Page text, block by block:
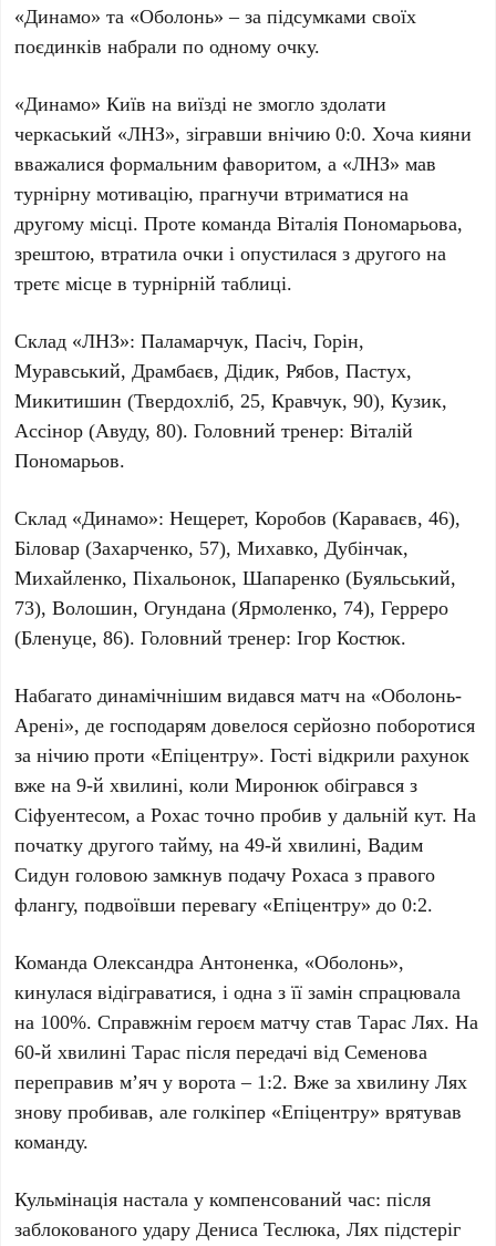
«Динамо» та «Оболонь» – за підсумками своїх
поєдинків набрали по одному очку.
«Динамо» Київ на виїзді не змогло здолати
черкаський «ЛНЗ», зігравши внічию0:0. Хоча кияни
вважалися формальним фаворитом, а «ЛНЗ» мав
турнірну мотивацію, прагнучи втриматися на
другому місці. Проте командаВіталія Пономарьова,
зрештою, втратила очки і опустилася здругого на
третє місце в турнірній таблиці.
Склад «ЛНЗ»: Паламарчук, Пасіч, Горін,
Муравський, Драмбаєв, Дідик, Рябов, Пастух,
Микитишин (Твердохліб, 25, Кравчук, 90), Кузик,
Ассінор (Авуду, 80). Головний тренер:Віталій
Пономарьов.
Склад «Динамо»: Нещерет, Коробов (Караваєв, 46),
Біловар (Захарченко, 57), Михавко, Дубінчак,
Михайленко, Піхальонок, Шапаренко (Буяльський,
73), Волошин, Огундана (Ярмоленко, 74), Герреро
(Бленуце, 86). Головний тренер:Ігор Костюк.
Набагато динамічнішим видався матч на «Оболонь-
Арені», де господарям довелося серйозно поборотися
за нічию проти «Епіцентру». Гості відкрили рахунок
вже на9-й хвилині, колиМиронюк обігрався з
Сіфуентесом, аРохас точно пробив у дальній кут. На
початку другого тайму, на49-й хвилині,Вадим
Сидун головою замкнув подачуРохаса з правого
флангу, подвоївши перевагу «Епіцентру» до0:2.
КомандаОлександра Антоненка, «Оболонь»,
кинулася відіграватися, і одна з її замін спрацювала
на 100%. Справжнім героєм матчу ставТарас Лях. На
60-й хвилині Тарас після передачі відСеменова
переправив м’яч у ворота – 1:2. Вже за хвилинуЛях
знову пробивав, але голкіпер «Епіцентру» врятував
команду.
Кульмінація настала у компенсований час: після
заблокованого ударуДениса Теслюка,Лях підстеріг